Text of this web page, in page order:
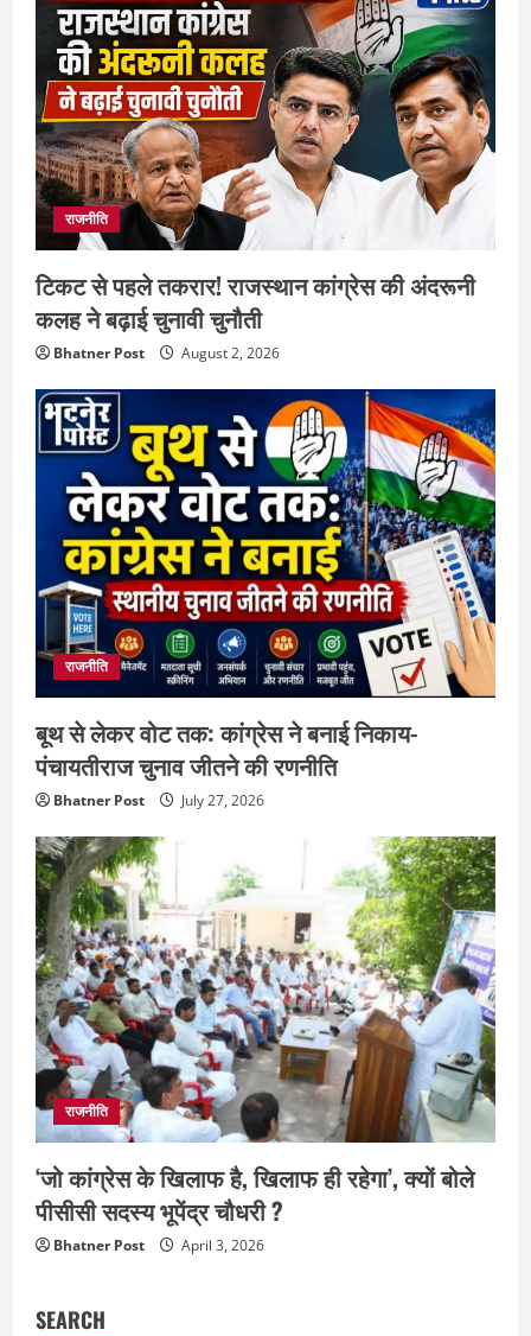
राजनीति
टिकट से पहले तकरार! राजस्थान कांग्रेस की अंदरूनी
कलह ने बढ़ाई चुनावी चुनौती
Bhatner Post August 2, 2026
राजनीति
बूथ से लेकर वोट तक: कांग्रेस ने बनाई निकाय-
पंचायतीराज चुनाव जीतने की रणनीति
Bhatner Post July 27, 2026
राजनीति
‘जो कांग्रेस के खिलाफ है, खिलाफ ही रहेगा’, क्यों बोले
पीसीसी सदस्य भूपेंद्र चौधरी ?
Bhatner Post April 3, 2026
SEARCH